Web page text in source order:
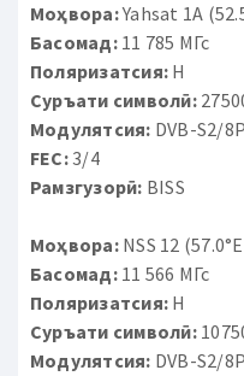
Моҳвора:Yahsat 1A
Басомад:11 785 МГс
Поляризатсия: H
Суръати символӣ:
Модулятсия: DVB-S2/
FEC:3/4
Рамзгузорӣ: BISS
Моҳвора:NSS 12
Басомад:11 566 МГс
Поляризатсия: H
Суръати символӣ:
Модулятсия: DVB-S2/